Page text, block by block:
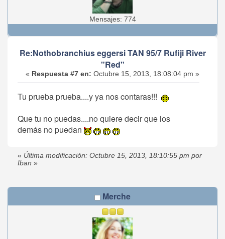
Mensajes: 774
Re:Nothobranchius eggersi TAN 95/7 Rufiji River
"Red"
« Respuesta #7 en: Octubre 15, 2013, 18:08:04 pm »
Tu prueba prueba....y ya nos contaras!!!
Que tu no puedas....no quiere decir que los
demás no puedan
« Última modificación: Octubre 15, 2013, 18:10:55 pm por
Iban »
Merche